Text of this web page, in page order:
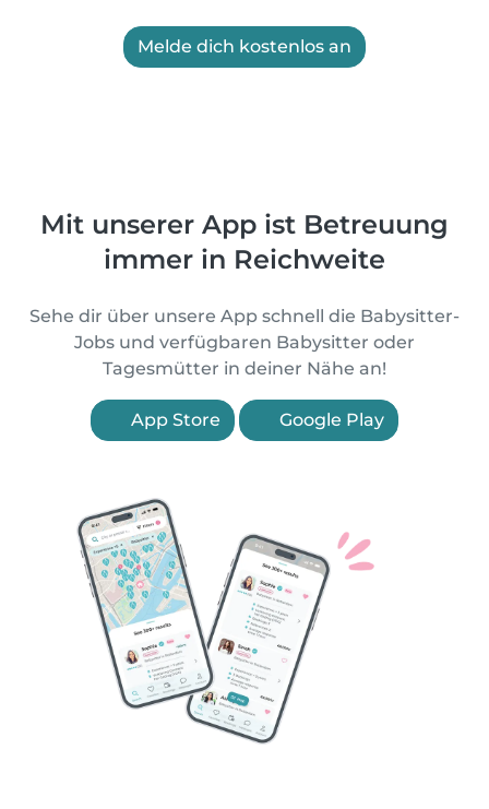
Melde dich kostenlos an
Mit unserer App ist Betreuung
immer in Reichweite
Sehe dir über unsere App schnell die Babysitter-
Jobs und verfügbaren Babysitter oder
Tagesmütter in deiner Nähe an!
App Store Google Play